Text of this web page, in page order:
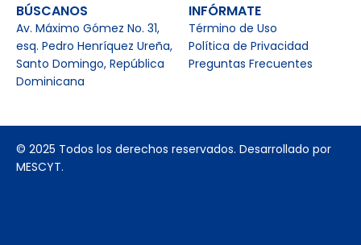
BÚSCANOS
Av. Máximo Gómez No. 31,
esq. Pedro Henríquez Ureña,
Santo Domingo, República
Dominicana
INFÓRMATE
Término de Uso
Política de Privacidad
Preguntas Frecuentes
© 2025 Todos los derechos reservados. Desarrollado por
MESCYT.